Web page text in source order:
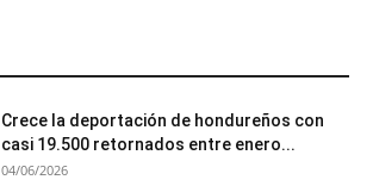
Crece la deportación de hondureños con
casi 19.500 retornados entre enero...
04/06/2026